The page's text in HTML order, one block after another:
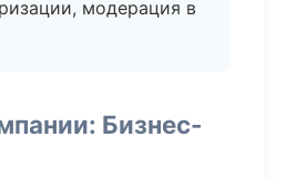
модерация в
Бизнес-